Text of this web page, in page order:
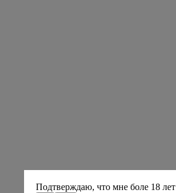
Подтверждаю, что мне боле 18 лет